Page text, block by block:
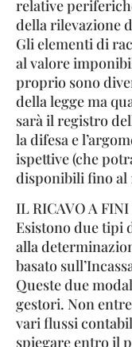
relative
della rilevazione
Gli elementi di
al valore
proprio sono
della legge ma
sarà il registro
la difesa e
ispettive (che
disponibili fino al
IL RICAVO A
Esistono due tipi
alla
basato
Queste due
gestori. Non
vari flussi
spiegare entro il